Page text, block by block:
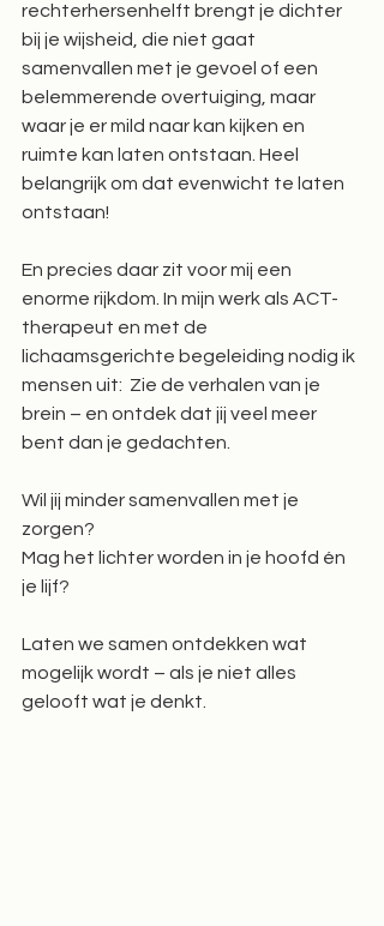
rechterhersenhelft brengt je dichter
bij je wijsheid, die niet gaat
samenvallen met je gevoel of een
belemmerende overtuiging, maar
waar je er mild naar kan kijken en
ruimte kan laten ontstaan. Heel
belangrijk om dat evenwicht te laten
ontstaan!
En precies daar zit voor mij een
enorme rijkdom. In mijn werk als ACT-
therapeut en met de
lichaamsgerichte begeleiding nodig ik
mensen uit:  Zie de verhalen van je
brein – en ontdek dat jij veel meer
bent dan je gedachten.
Wil jij minder samenvallen met je
zorgen?
Mag het lichter worden in je hoofd én
je lijf?
Laten we samen ontdekken wat
mogelijk wordt – als je niet alles
gelooft wat je denkt.